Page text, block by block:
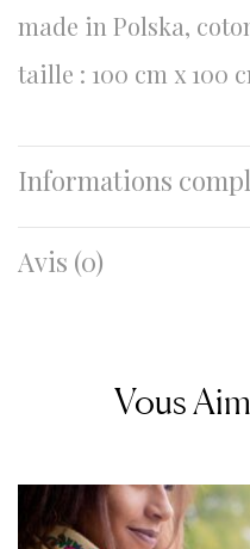
made in Polska,
taille : 100 cm x 100
Informations
Avis (0)
Vous